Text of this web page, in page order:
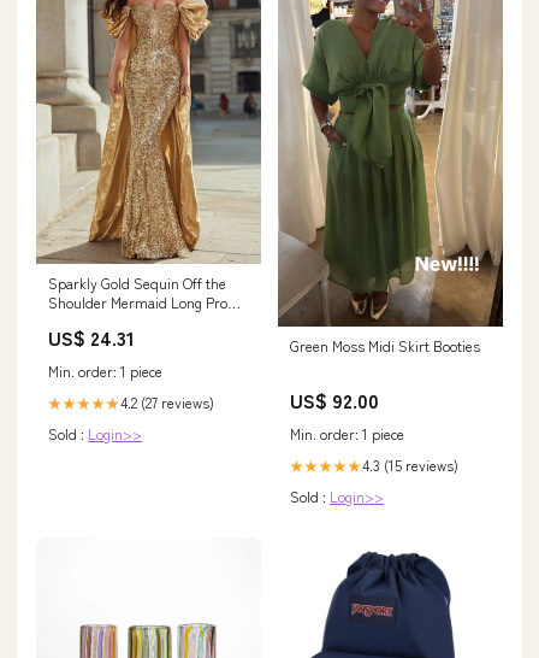
Sparkly Gold Sequin Off the
Shoulder Mermaid Long Prom
US$ 24.31
Min. order: 1 piece
★★★★★4.2 (27 reviews)
Sold : Login>>
Green Moss Midi Skirt Booties
US$ 92.00
Min. order: 1 piece
★★★★★4.3 (15 reviews)
Sold : Login>>